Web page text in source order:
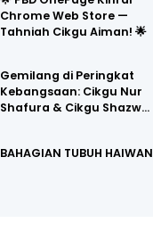
Chrome Web Store —
Tahniah Cikgu Aiman! 🌟
Gemilang di Peringkat
Kebangsaan: Cikgu Nur
Shafura & Cikgu Shazw…
BAHAGIAN TUBUH HAIWAN